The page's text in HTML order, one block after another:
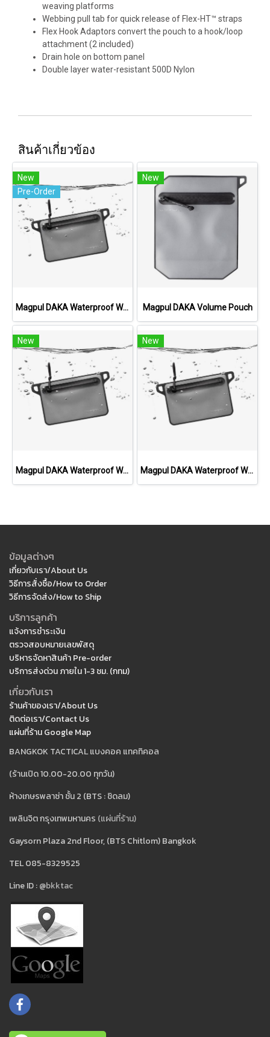
weaving platforms
Webbing pull tab for quick release of Flex-HT™ straps
Flex Hook Adaptors convert the pouch to a hook/loop
attachment (2 included)
Drain hole on bottom panel
Double layer water-resistant 500D Nylon
สินค้าเกี่ยวข้อง
New
Pre-Order
Magpul DAKA Waterproof Window Pouch, Small
New
Magpul DAKA Volume Pouch
New
Magpul DAKA Waterproof Window Pouch, Large
New
Magpul DAKA Waterproof Window Pouch, Medium
ข้อมูลต่างๆ
เกี่ยวกับเรา/About Us
วิธีการสั่งซื้อ/How to Order
วิธีการจัดส่ง/How to Ship
บริการลูกค้า
แจ้งการชำระเงิน
ตรวจสอบหมายเลขพัสดุ
บริหารจัดหาสินค้า Pre-order
บริการส่งด่วน ภายใน 1-3 ชม. (กทม)
เกี่ยวกับเรา
ร้านค้าของเรา/About Us
ติดต่อเรา/Contact Us
แผ่นที่ร้าน Google Map
BANGKOK TACTICAL แบงคอค แทคทิคอล
(ร้านเปิด 10.00-20.00 ทุกวัน)
ห้างเกษรพลาซ่า ชั้น 2 (BTS : ชิดลม)
เพลินจิต กรุงเทพมหานคร (แผ่นที่ร้าน)
Gaysorn Plaza 2nd Floor, (BTS Chitlom) Bangkok
TEL 085-8329525
Line ID :@bkktac